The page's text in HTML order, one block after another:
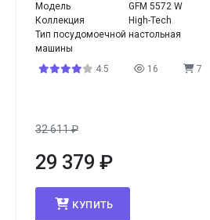
Модель
GFM 5572 W
Коллекция
High-Tech
Тип посудомоечной
машины
настольная
4.5 16 7
32 611₽
29 379 ₽
КУПИТЬ